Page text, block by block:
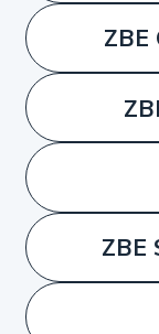
ZBE
ZBE